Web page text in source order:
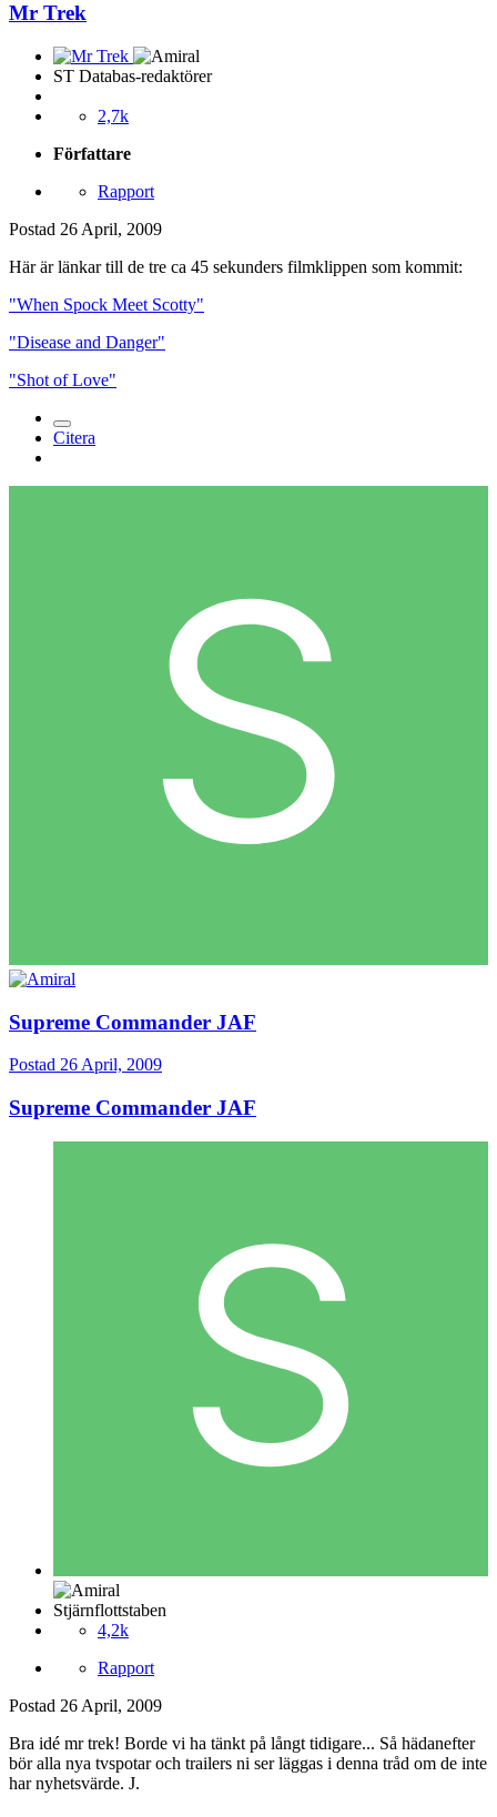
Mr Trek
ST Databas-redaktörer
2,7k
Författare
Rapport
Postad 26 April, 2009
Här är länkar till de tre ca 45 sekunders filmklippen som kommit:
"When Spock Meet Scotty"
"Disease and Danger"
"Shot of Love"
Citera
Supreme Commander JAF
Postad 26 April, 2009
Supreme Commander JAF
Stjärnflottstaben
4,2k
Rapport
Postad 26 April, 2009
Bra idé mr trek! Borde vi ha tänkt på långt tidigare... Så hädanefter
bör alla nya tvspotar och trailers ni ser läggas i denna tråd om de inte
har nyhetsvärde. J.